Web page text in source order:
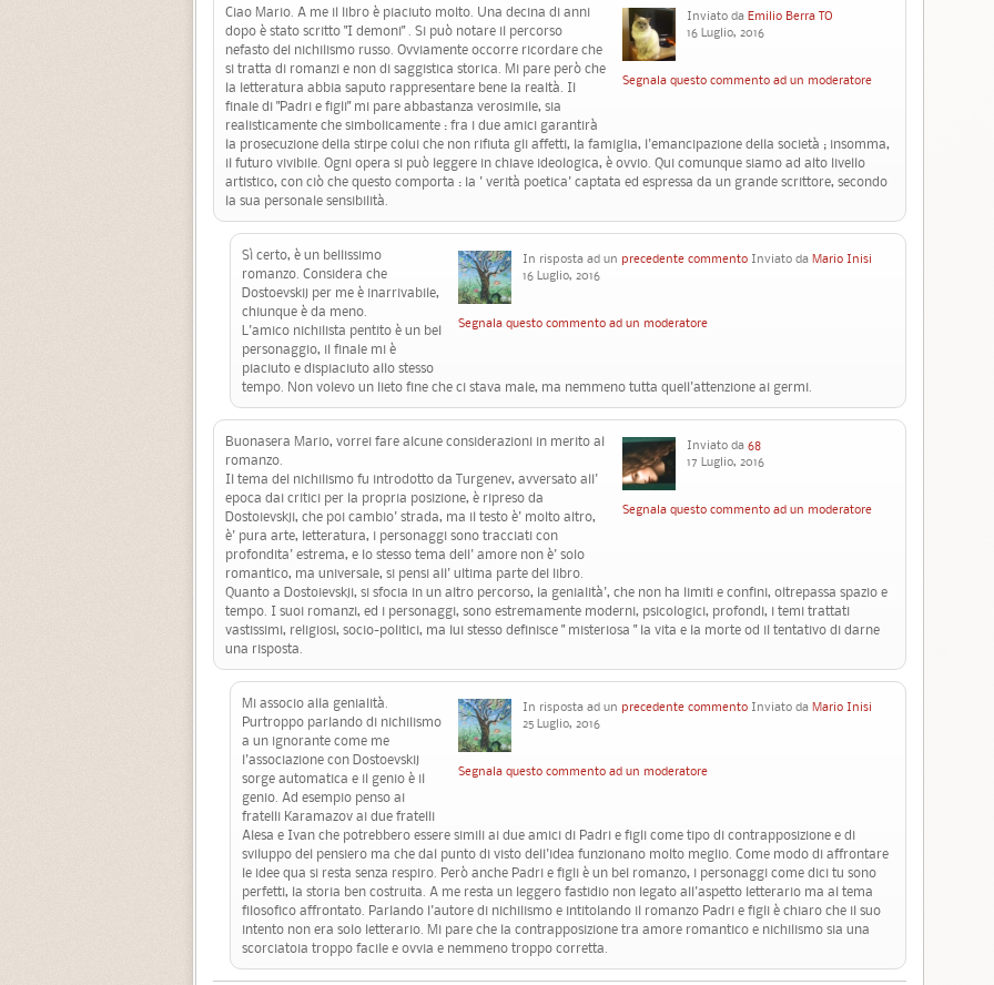
Inviato daEmilio Berra TO
16 Luglio, 2016
Segnala questo commento ad un moderatore
Ciao Mario. A me il libro è piaciuto molto. Una decina di anni
dopo è stato scritto "I demoni" . Si può notare il percorso
nefasto del nichilismo russo. Ovviamente occorre ricordare che
si tratta di romanzi e non di saggistica storica. Mi pare però che
la letteratura abbia saputo rappresentare bene la realtà. Il
finale di "Padri e figli" mi pare abbastanza verosimile, sia
realisticamente che simbolicamente : fra i due amici garantirà
la prosecuzione della stirpe colui che non rifiuta gli affetti, la famiglia, l'emancipazione della società ; insomma,
il futuro vivibile. Ogni opera si può leggere in chiave ideologica, è ovvio. Qui comunque siamo ad alto livello
artistico, con ciò che questo comporta : la ' verità poetica' captata ed espressa da un grande scrittore, secondo
la sua personale sensibilità.
In risposta ad un precedente commento Inviato daMario Inisi
16 Luglio, 2016
Segnala questo commento ad un moderatore
Sì certo, è un bellissimo
romanzo. Considera che
Dostoevskij per me è inarrivabile,
chiunque è da meno.
L'amico nichilista pentito è un bel
personaggio, il finale mi è
piaciuto e dispiaciuto allo stesso
tempo. Non volevo un lieto fine che ci stava male, ma nemmeno tutta quell'attenzione ai germi.
Inviato da68
17 Luglio, 2016
Segnala questo commento ad un moderatore
Buonasera Mario, vorrei fare alcune considerazioni in merito al
romanzo.
Il tema del nichilismo fu introdotto da Turgenev, avversato all'
epoca dai critici per la propria posizione, è ripreso da
Dostoievskji, che poi cambio' strada, ma il testo è' molto altro,
è' pura arte, letteratura, i personaggi sono tracciati con
profondita' estrema, e lo stesso tema dell' amore non è' solo
romantico, ma universale, si pensi all' ultima parte del libro.
Quanto a Dostoievskji, si sfocia in un altro percorso, la genialità', che non ha limiti e confini, oltrepassa spazio e
tempo. I suoi romanzi, ed i personaggi, sono estremamente moderni, psicologici, profondi, i temi trattati
vastissimi, religiosi, socio-politici, ma lui stesso definisce " misteriosa " la vita e la morte od il tentativo di darne
una risposta.
In risposta ad un precedente commento Inviato daMario Inisi
25 Luglio, 2016
Segnala questo commento ad un moderatore
Mi associo alla genialità.
Purtroppo parlando di nichilismo
a un ignorante come me
l'associazione con Dostoevskij
sorge automatica e il genio è il
genio. Ad esempio penso ai
fratelli Karamazov ai due fratelli
Alesa e Ivan che potrebbero essere simili ai due amici di Padri e figli come tipo di contrapposizione e di
sviluppo del pensiero ma che dal punto di visto dell'idea funzionano molto meglio. Come modo di affrontare
le idee qua si resta senza respiro. Però anche Padri e figli è un bel romanzo, i personaggi come dici tu sono
perfetti, la storia ben costruita. A me resta un leggero fastidio non legato all'aspetto letterario ma al tema
filosofico affrontato. Parlando l'autore di nichilismo e intitolando il romanzo Padri e figli è chiaro che il suo
intento non era solo letterario. Mi pare che la contrapposizione tra amore romantico e nichilismo sia una
scorciatoia troppo facile e ovvia e nemmeno troppo corretta.